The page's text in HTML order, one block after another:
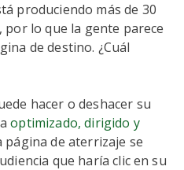
produciendo más de 30
por lo que la gente parece
de destino. ¿Cuál
hacer o deshacer su
optimizado, dirigido y
página de aterrizaje se
que haría clic en su